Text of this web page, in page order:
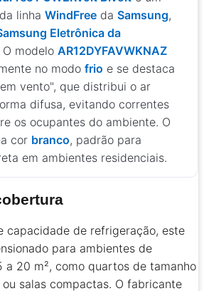
linha WindFree da Samsung,
Eletrônica da
O modelo AR12DYFAVWKNAZ
no modo frio e se destaca
vento", que distribui o ar
difusa, evitando correntes
os ocupantes do ambiente. O
cor branco, padrão para
em ambientes residenciais.
capacidade de refrigeração, este
para ambientes de
a 20 m², como quartos de tamanho
salas compactas. O fabricante